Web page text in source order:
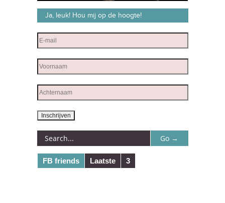
Ja, leuk! Hou mij op de hoogte!
FB friends Laatste 3